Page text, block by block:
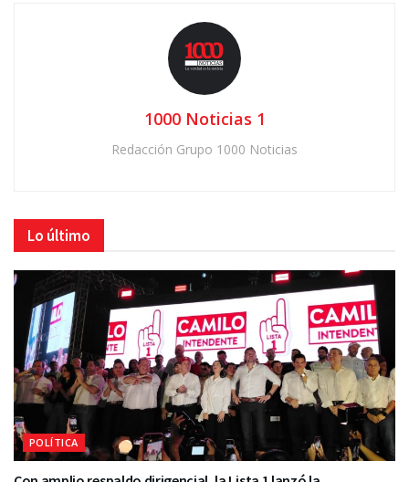
1000 Noticias 1
Redacción Grupo 1000 Noticias
Lo último
POLÍTICA